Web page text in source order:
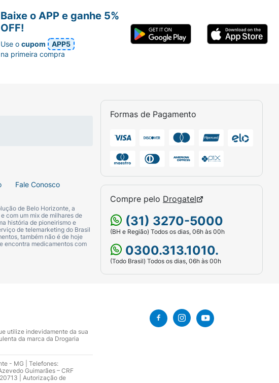
Fale Conosco
de Belo Horizonte, a
com um mix de milhares de
história de pioneirismo e
de telemarketing do Brasil
também não é de hoje
encontra medicamentos com
Formas de Pagamento
Compre pelo Drogatel
(31) 3270-5000
(BH e Região) Todos os dias, 06h às 00h
0300.313.1010.
(Todo Brasil) Todos os dias, 06h às 00h
Baixe o APP e ganhe 5%
OFF!
Use ocupom
APP5
na primeira compra
utilize indevidamente da sua
da marca da Drogaria
- MG | Telefones:
Guimarães – CRF
| Autorização de